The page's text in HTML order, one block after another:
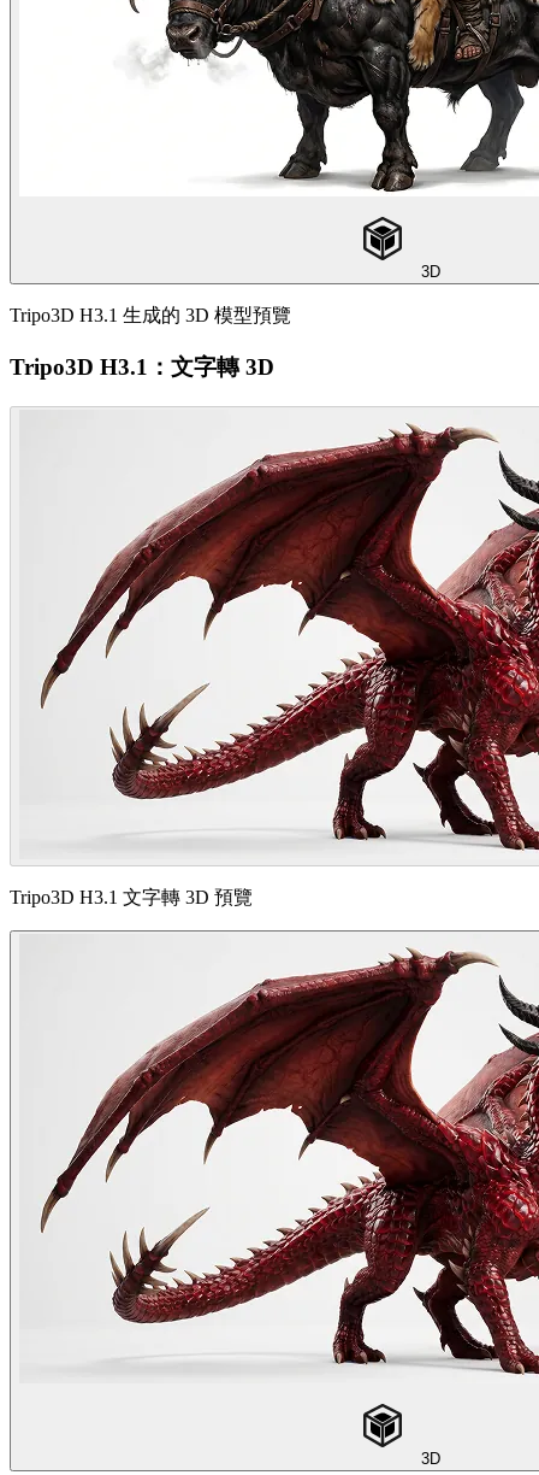
3D
Tripo3D H3.1 生成的 3D 模型預覽
Tripo3D H3.1：文字轉 3D
Tripo3D H3.1 文字轉 3D 預覽
3D